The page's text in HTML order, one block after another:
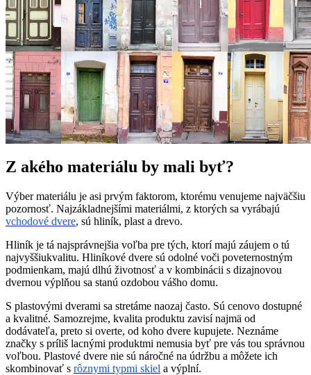
Z akého materiálu by mali byť?
Výber materiálu je asi prvým faktorom, ktorému venujeme najväčšiu
pozornosť. Najzákladnejšími materiálmi, z ktorých sa vyrábajú
vchodové dvere, sú hliník, plast a drevo.
Hliník je tá najsprávnejšia voľba pre tých, ktorí majú záujem o tú
najvyššiukvalitu. Hliníkové dvere sú odolné voči poveternostným
podmienkam, majú dlhú životnosť a v kombinácii s dizajnovou
dvernou výplňou sa stanú ozdobou vášho domu.
S plastovými dverami sa stretáme naozaj často. Sú cenovo dostupné
a kvalitné. Samozrejme, kvalita produktu zavisí najmä od
dodávateľa, preto si overte, od koho dvere kupujete. Neznáme
značky s príliš lacnými produktmi nemusia byť pre vás tou správnou
voľbou. Plastové dvere nie sú náročné na údržbu a môžete ich
skombinovať s rôznymi typmi skiel a výplní.